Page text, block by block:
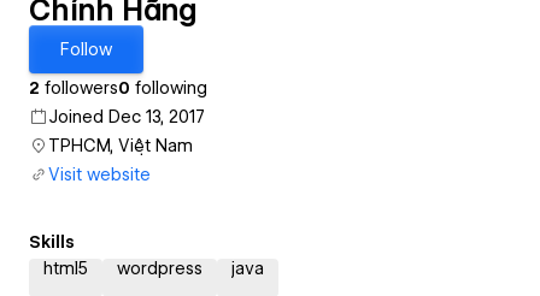
Chính Hãng
Follow
2 followers0 following
Joined Dec 13, 2017
TPHCM, Việt Nam
Visit website
Skills
html5
wordpress java